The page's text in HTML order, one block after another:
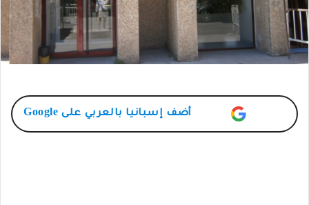
أضف إسبانيا بالعربي على Google